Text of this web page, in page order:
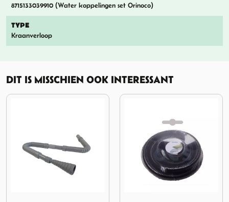
8715133039910 (Water koppelingen set Orinoco)
TYPE
Kraanverloop
DIT IS MISSCHIEN OOK INTERESSANT